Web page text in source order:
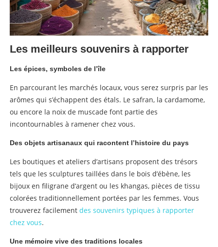
Les meilleurs souvenirs à rapporter
Les épices, symboles de l’île
En parcourant les marchés locaux, vous serez surpris par les
arômes qui s’échappent des étals. Le safran, la cardamome,
ou encore la noix de muscade font partie des
incontournables à ramener chez vous.
Des objets artisanaux qui racontent l’histoire du pays
Les boutiques et ateliers d’artisans proposent des trésors
tels que les sculptures taillées dans le bois d’ébène, les
bijoux en filigrane d’argent ou les khangas, pièces de tissu
colorées traditionnellement portées par les femmes. Vous
trouverez facilement des souvenirs typiques à rapporter
chez vous.
Une mémoire vive des traditions locales